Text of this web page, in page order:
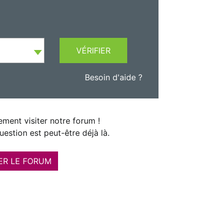
VÉRIFIER
Besoin d'aide ?
visiter notre forum !
est peut-être déjà là.
LE FORUM